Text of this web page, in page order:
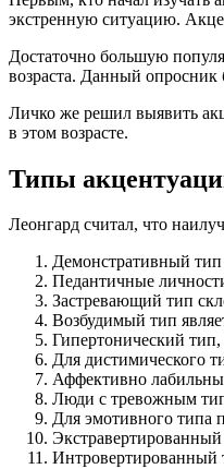
экстренную ситуацию.
Достаточно большую
возраста. Данный опросник
Личко же решил выявить
в этом возрасте.
Типы
Леонгард считал, что
Демонстративный тип
Педантичные
Застревающий тип
Возбудимый тип
Гипертонический
Для дистимического
Аффективно
Люди с тревожным
Для эмотивного типа
Интровертированный